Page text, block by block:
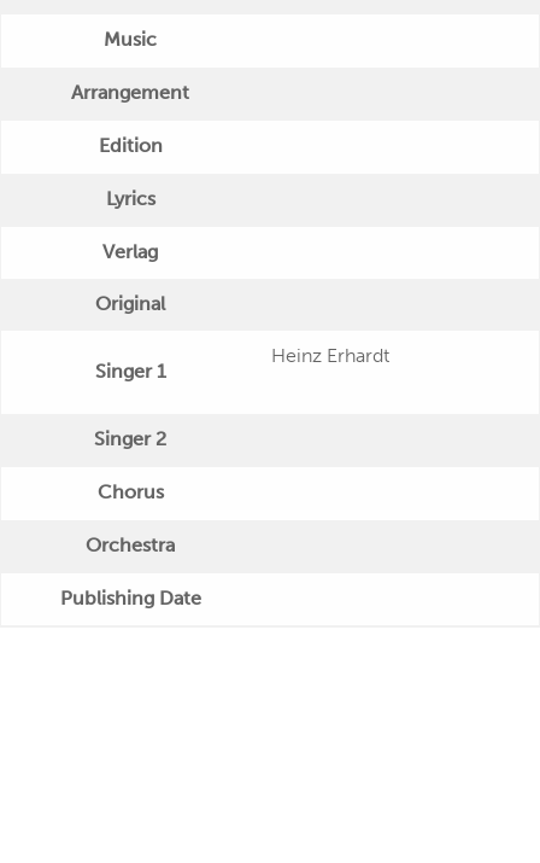
Music
Arrangement
Edition
Lyrics
Verlag
Original
Singer 1
Heinz Erhardt
Singer 2
Chorus
Orchestra
Publishing Date